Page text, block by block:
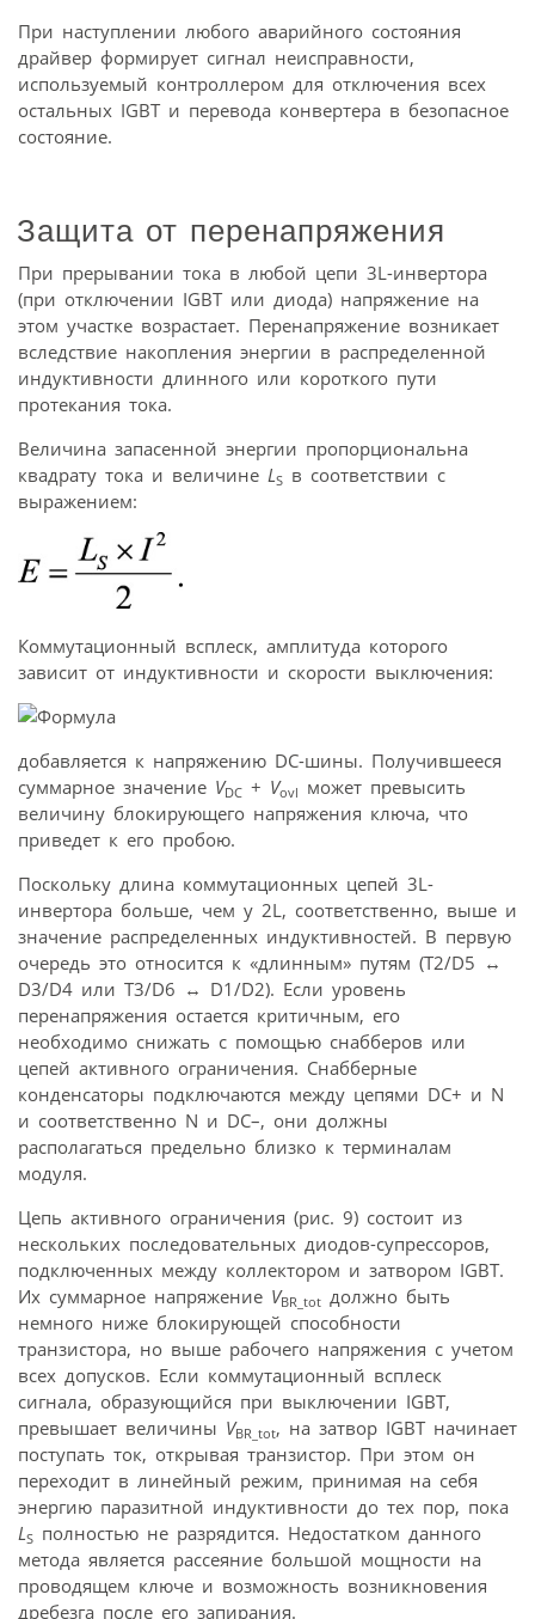
При наступлении любого аварийного состояния
драйвер формирует сигнал неисправности,
используемый контроллером для отключения всех
остальных IGBT и перевода конвертера в безопасное
состояние.
Защита от перенапряжения
При прерывании тока в любой цепи 3L-инвертора
(при отключении IGBT или диода) напряжение на
этом участке возрастает. Перенапряжение возникает
вследствие накопления энергии в распределенной
индуктивности длинного или короткого пути
протекания тока.
Величина запасенной энергии пропорциональна
квадрату тока и величине L S в соответствии с
выражением:
Коммутационный всплеск, амплитуда которого
зависит от индуктивности и скорости выключения:
добавляется к напряжению DC-шины. Получившееся
суммарное значение VDC + Vovl может превысить
величину блокирующего напряжения ключа, что
приведет к его пробою.
Поскольку длина коммутационных цепей 3L-
инвертора больше, чем у 2L, соответственно, выше и
значение распределенных индуктивностей. В первую
очередь это относится к «длинным» путям (T2/D5 ↔
D3/D4 или T3/D6 ↔ D1/D2). Если уровень
перенапряжения остается критичным, его
необходимо снижать с помощью снабберов или
цепей активного ограничения. Снабберные
конденсаторы подключаются между цепями DC+ и N
и соответственно N и DC–, они должны
располагаться предельно близко к терминалам
модуля.
Цепь активного ограничения (рис. 9) состоит из
нескольких последовательных диодов-супрессоров,
подключенных между коллектором и затвором IGBT.
Их суммарное напряжение VBR_tot должно быть
немного ниже блокирующей способности
транзистора, но выше рабочего напряжения с учетом
всех допусков. Если коммутационный всплеск
сигнала, образующийся при выключении IGBT,
превышает величины VBR_tot, на затвор IGBT начинает
поступать ток, открывая транзистор. При этом он
переходит в линейный режим, принимая на себя
энергию паразитной индуктивности до тех пор, пока
L S полностью не разрядится. Недостатком данного
метода является рассеяние большой мощности на
проводящем ключе и возможность возникновения
дребезга после его запирания.